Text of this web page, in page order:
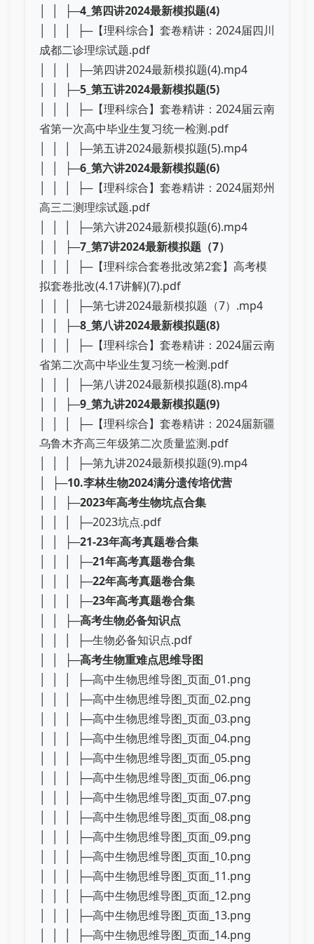
│ │ ├─4_第四讲2024最新模拟题(4)
│ │ │ ├─【理科综合】套卷精讲：2024届四川
成都二诊理综试题.pdf
│ │ │ ├─第四讲2024最新模拟题(4).mp4
│ │ ├─5_第五讲2024最新模拟题(5)
│ │ │ ├─【理科综合】套卷精讲：2024届云南
省第一次高中毕业生复习统一检测.pdf
│ │ │ ├─第五讲2024最新模拟题(5).mp4
│ │ ├─6_第六讲2024最新模拟题(6)
│ │ │ ├─【理科综合】套卷精讲：2024届郑州
高三二测理综试题.pdf
│ │ │ ├─第六讲2024最新模拟题(6).mp4
│ │ ├─7_第7讲2024最新模拟题（7）
│ │ │ ├─【理科综合套卷批改第2套】高考模
拟套卷批改(4.17讲解)(7).pdf
│ │ │ ├─第七讲2024最新模拟题（7）.mp4
│ │ ├─8_第八讲2024最新模拟题(8)
│ │ │ ├─【理科综合】套卷精讲：2024届云南
省第二次高中毕业生复习统一检测.pdf
│ │ │ ├─第八讲2024最新模拟题(8).mp4
│ │ ├─9_第九讲2024最新模拟题(9)
│ │ │ ├─【理科综合】套卷精讲：2024届新疆
乌鲁木齐高三年级第二次质量监测.pdf
│ │ │ ├─第九讲2024最新模拟题(9).mp4
│ ├─10.李林生物2024满分遗传培优营
│ │ ├─2023年高考生物坑点合集
│ │ │ ├─2023坑点.pdf
│ │ ├─21-23年高考真题卷合集
│ │ │ ├─21年高考真题卷合集
│ │ │ ├─22年高考真题卷合集
│ │ │ ├─23年高考真题卷合集
│ │ ├─高考生物必备知识点
│ │ │ ├─生物必备知识点.pdf
│ │ ├─高考生物重难点思维导图
│ │ │ ├─高中生物思维导图_页面_01.png
│ │ │ ├─高中生物思维导图_页面_02.png
│ │ │ ├─高中生物思维导图_页面_03.png
│ │ │ ├─高中生物思维导图_页面_04.png
│ │ │ ├─高中生物思维导图_页面_05.png
│ │ │ ├─高中生物思维导图_页面_06.png
│ │ │ ├─高中生物思维导图_页面_07.png
│ │ │ ├─高中生物思维导图_页面_08.png
│ │ │ ├─高中生物思维导图_页面_09.png
│ │ │ ├─高中生物思维导图_页面_10.png
│ │ │ ├─高中生物思维导图_页面_11.png
│ │ │ ├─高中生物思维导图_页面_12.png
│ │ │ ├─高中生物思维导图_页面_13.png
│ │ │ ├─高中生物思维导图_页面_14.png